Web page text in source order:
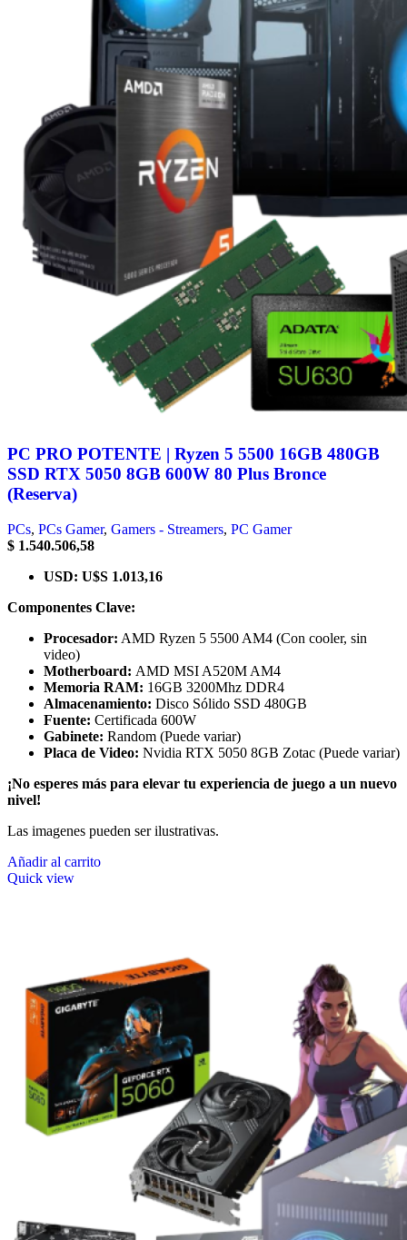
PC PRO POTENTE | Ryzen 5 5500 16GB 480GB
SSD RTX 5050 8GB 600W 80 Plus Bronce
(Reserva)
PCs, PCs Gamer, Gamers - Streamers, PС Gamer
$ 1.540.506,58
USD: U$S 1.013,16
Componentes Clave:
Procesador: AMD Ryzen 5 5500 AM4 (Con cooler, sin
video)
Motherboard: AMD MSI A520M AM4
Memoria RAM: 16GB 3200Mhz DDR4
Almacenamiento: Disco Sólido SSD 480GB
Fuente: Certificada 600W
Gabinete: Random (Puede variar)
Placa de Video: Nvidia RTX 5050 8GB Zotac (Puede variar)
¡No esperes más para elevar tu experiencia de juego a un nuevo
nivel!
Las imagenes pueden ser ilustrativas.
Añadir al carrito
Quick view